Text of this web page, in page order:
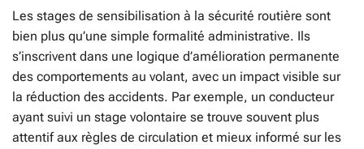
Les stages de sensibilisation à la sécurité routière sont
bien plus qu’une simple formalité administrative. Ils
s’inscrivent dans une logique d’amélioration permanente
des comportements au volant, avec un impact visible sur
la réduction des accidents. Par exemple, un conducteur
ayant suivi un stage volontaire se trouve souvent plus
attentif aux règles de circulation et mieux informé sur les